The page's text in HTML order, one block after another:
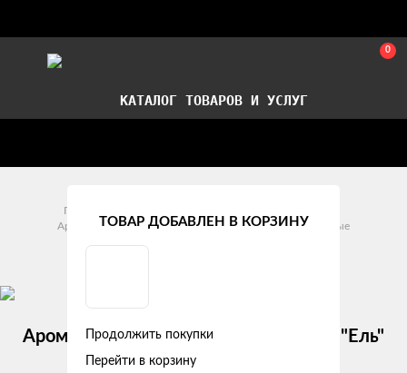
0
КАТАЛОГ ТОВАРОВ И УСЛУГ
Главная
Ароматизаторы воздуха
Ароматизаторы Подвесные
Ароматизатор подвесной картонный "Ель"
итальянский лимон AIRLINE
ТОВАР ДОБАВЛЕН В КОРЗИНУ
Продолжить покупки
Перейти в корзину